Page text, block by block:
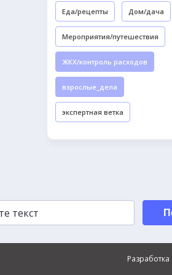
Еда/рецепты Дом/дача
Мероприятия/путешествия
ЖКХ/контроль расходов
взрослые_дела
экспертная ветка
Разработка